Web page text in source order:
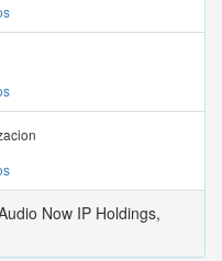
Now IP Holdings,